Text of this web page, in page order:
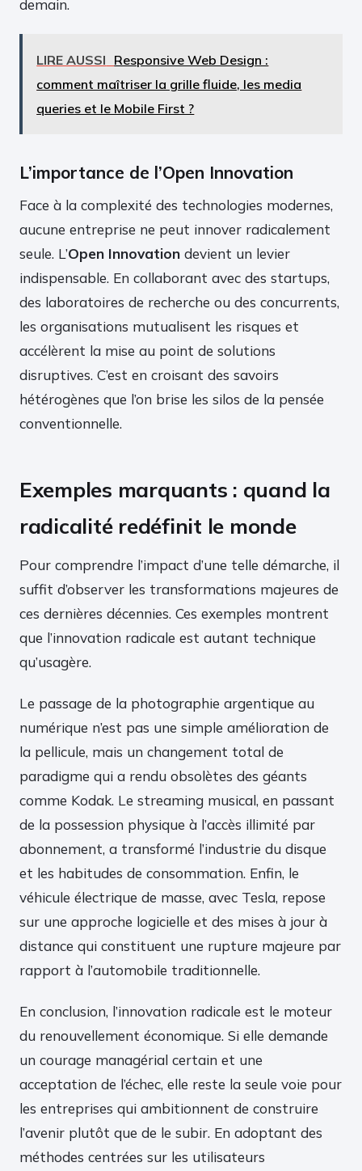
demain.
LIRE AUSSI Responsive Web Design :
comment maîtriser la grille fluide, les media
queries et le Mobile First ?
L’importance de l’Open Innovation
Face à la complexité des technologies modernes,
aucune entreprise ne peut innover radicalement
seule. L’Open Innovation devient un levier
indispensable. En collaborant avec des startups,
des laboratoires de recherche ou des concurrents,
les organisations mutualisent les risques et
accélèrent la mise au point de solutions
disruptives. C’est en croisant des savoirs
hétérogènes que l’on brise les silos de la pensée
conventionnelle.
Exemples marquants : quand la
radicalité redéfinit le monde
Pour comprendre l’impact d’une telle démarche, il
suffit d’observer les transformations majeures de
ces dernières décennies. Ces exemples montrent
que l’innovation radicale est autant technique
qu’usagère.
Le passage de la photographie argentique au
numérique n’est pas une simple amélioration de
la pellicule, mais un changement total de
paradigme qui a rendu obsolètes des géants
comme Kodak. Le streaming musical, en passant
de la possession physique à l’accès illimité par
abonnement, a transformé l’industrie du disque
et les habitudes de consommation. Enfin, le
véhicule électrique de masse, avec Tesla, repose
sur une approche logicielle et des mises à jour à
distance qui constituent une rupture majeure par
rapport à l’automobile traditionnelle.
En conclusion, l’innovation radicale est le moteur
du renouvellement économique. Si elle demande
un courage managérial certain et une
acceptation de l’échec, elle reste la seule voie pour
les entreprises qui ambitionnent de construire
l’avenir plutôt que de le subir. En adoptant des
méthodes centrées sur les utilisateurs